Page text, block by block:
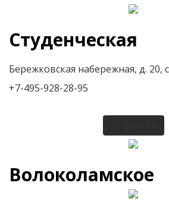
Студенческая
Бережковская набережная, д. 20,
+7-495-928-28-95
Волоколамское